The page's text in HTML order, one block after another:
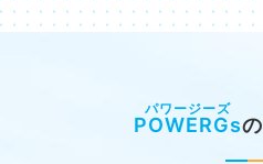
POWERGs